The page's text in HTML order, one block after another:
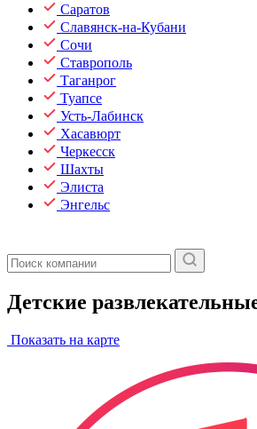
Саратов
Славянск-на-Кубани
Сочи
Ставрополь
Таганрог
Туапсе
Усть-Лабинск
Хасавюрт
Черкесск
Шахты
Элиста
Энгельс
Детские
Показать на карте